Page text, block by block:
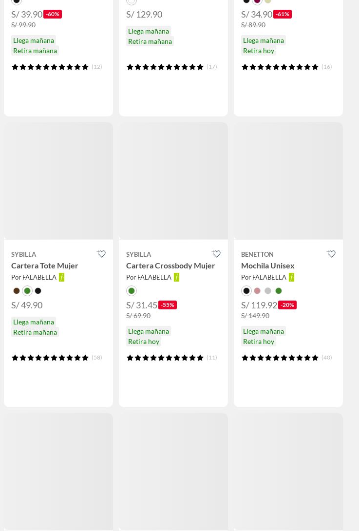
S/ 39.90 -60%
S/ 99.90
Llega mañana
Retira mañana
(12)
S/ 129.90
Llega mañana
Retira mañana
(17)
S/ 34.90 -61%
S/ 89.90
Llega mañana
Retira hoy
(16)
SYBILLA
Cartera Tote Mujer
Por FALABELLA
S/ 49.90
Llega mañana
Retira mañana
(58)
SYBILLA
Cartera Crossbody Mujer
Por FALABELLA
S/ 31.45 -55%
S/ 69.90
Llega mañana
Retira hoy
(11)
BENETTON
Mochila Unisex
Por FALABELLA
S/ 119.92 -20%
S/ 149.90
Llega mañana
Retira hoy
(40)